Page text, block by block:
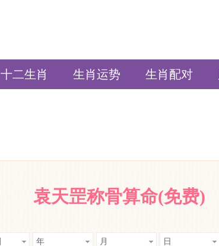
十二生肖 生肖运势 生肖配对
袁天罡称骨算命(免费)
年 月 日